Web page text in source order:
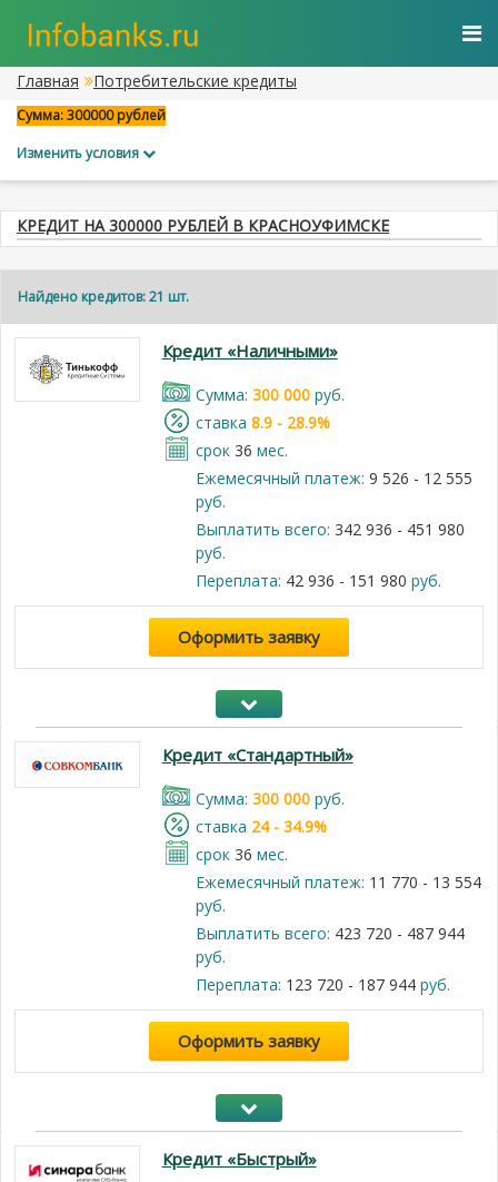
Главная Потребительские кредиты
КРЕДИТ НА 300000 РУБЛЕЙ В КРАСНОУФИМСКЕ
Сумма: 300000 рублей
Изменить условия
Найдено кредитов: 21 шт.
Кредит «Наличными»
Cумма: 300 000руб.
cтавка 8.9 - 28.9%
срок 36 мес.
Ежемесячный платеж: 9 526 - 12 555
руб.
Выплатить всего: 342 936 - 451 980
руб.
Переплата: 42 936 - 151 980 руб.
Оформить заявку
Кредит «Стандартный»
Cумма: 300 000руб.
cтавка 24 - 34.9%
срок 36 мес.
Ежемесячный платеж: 11 770 - 13 554
руб.
Выплатить всего: 423 720 - 487 944
руб.
Переплата: 123 720 - 187 944руб.
Оформить заявку
Кредит «Быстрый»